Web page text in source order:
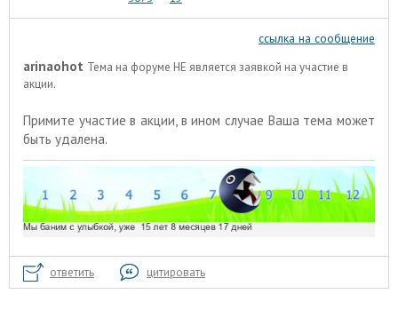
ссылка на сообщение
arinaohot Тема на форуме НЕ является заявкой на участие в
акции.
Примите участие в акции , в ином случае Ваша тема может
быть удалена.
ответить цитировать